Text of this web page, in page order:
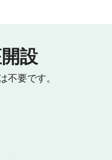
設
不要です。